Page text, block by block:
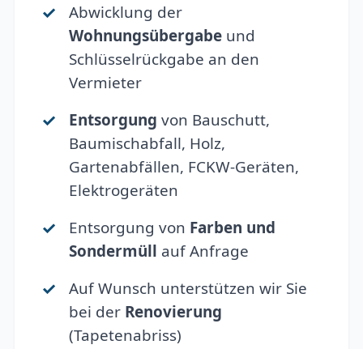
Abwicklung der
Wohnungsübergabeund
Schlüsselrückgabe an den
Vermieter
Entsorgung von Bauschutt,
Baumischabfall, Holz,
Gartenabfällen, FCKW-Geräten,
Elektrogeräten
Entsorgung von Farben und
Sondermüll auf Anfrage
Auf Wunsch unterstützen wir Sie
bei der Renovierung
(Tapetenabriss)